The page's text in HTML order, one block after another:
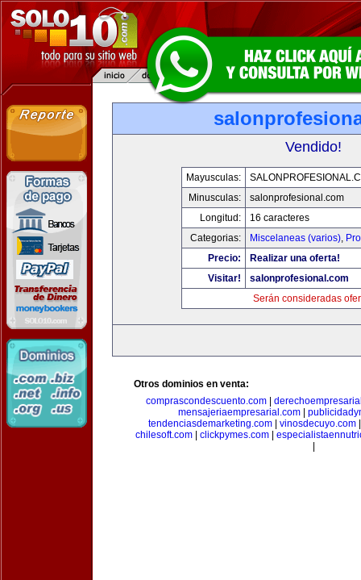
Vendido!
Mayusculas:
Minusculas:
salonprofesional.com
Longitud:
16 caracteres
Categorias:
Miscelaneas (varios),
Precio:
Realizar una oferta!
Visitar!
salonprofesional.com
Serán consideradas
Otros dominios en venta:
comprascondescuento.com
mensajeriaempresarial.com|
tendenciasdemarketing.com| vinosdecuyo.com
chilesoft.com
clickpymes.com